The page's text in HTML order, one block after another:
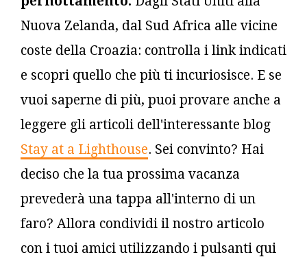
Nuova Zelanda, dal Sud Africa alle vicine
coste della Croazia: controlla i link indicati
e scopri quello che più ti incuriosisce. E se
vuoi saperne di più, puoi provare anche a
leggere gli articoli dell'interessante blog
Stay at a Lighthouse. Sei convinto? Hai
deciso che la tua prossima vacanza
prevederà una tappa all'interno di un
faro? Allora condividi il nostro articolo
con i tuoi amici utilizzando i pulsanti qui